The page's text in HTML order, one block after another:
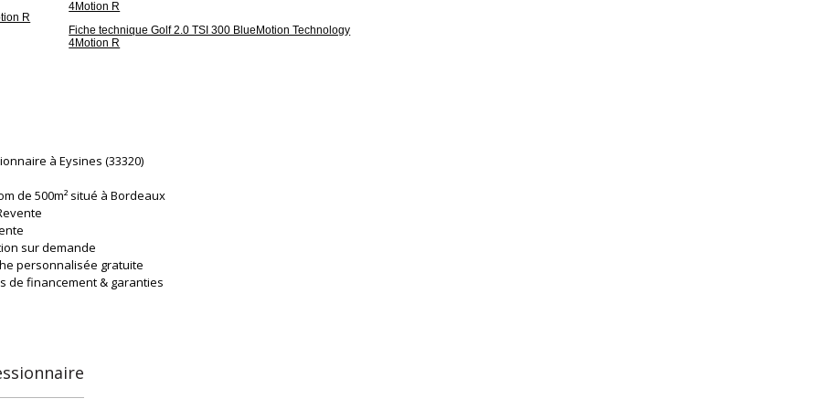
dossier
en France
R
4Motion R
Fiche technique Golf 2.0 TSI 300 BlueMotion Technology
4Motion R
à Eysines (33320)
de 500m² situé à Bordeaux
sur demande
personnalisée gratuite
de financement & garanties
le véhicule qui vous correspond, en toute sérénité.
& professionnels, profitez d'un accompagnement sur-